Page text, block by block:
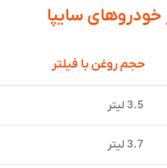
حجم روغن با فیلتر
3.5 لیتر
3.7 لیتر